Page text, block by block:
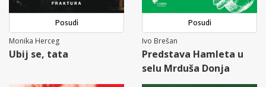
Posudi
Monika Herceg
Ubij se, tata
Posudi
Ivo Brešan
Predstava Hamleta u
selu Mrduša Donja